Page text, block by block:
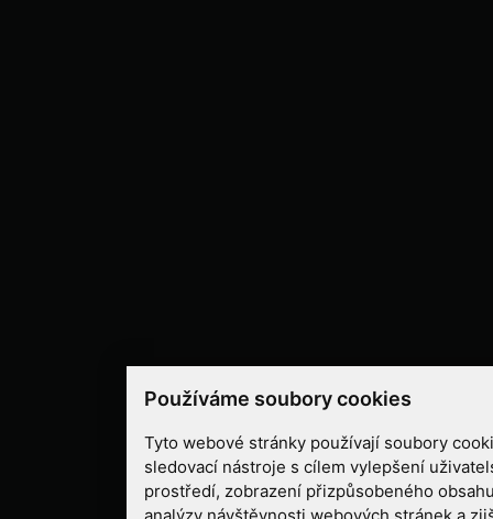
Používáme soubory cookies
Tyto webové stránky používají soubory
sledovací nástroje s cílem vylepšení
prostředí, zobrazení přizpůsobeného